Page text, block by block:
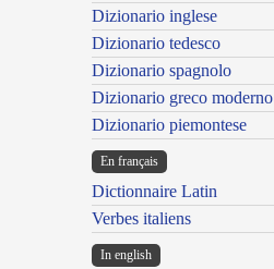
Dizionario inglese
Dizionario tedesco
Dizionario spagnolo
Dizionario greco moderno
Dizionario piemontese
En français
Dictionnaire Latin
Verbes italiens
In english